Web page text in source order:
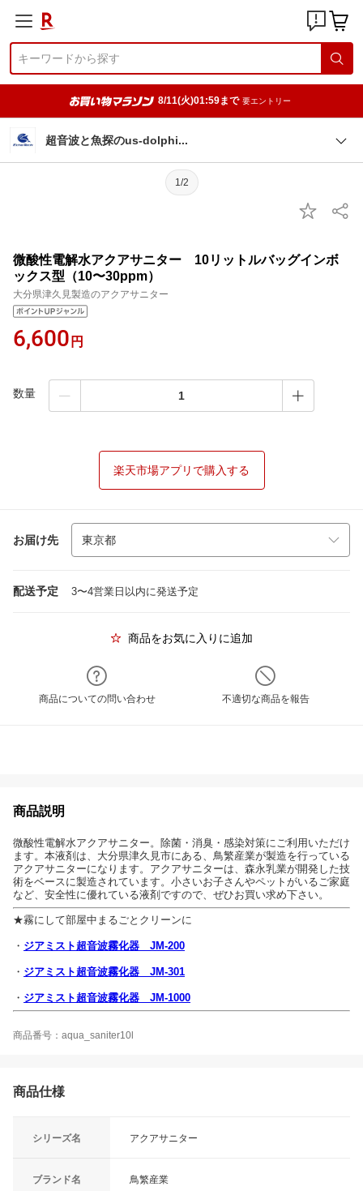
8/11(火)01:59まで 要エントリー
超音波と魚探のus-dolphi
1/2
微酸性電解水アクアサニター 10リットルバッグインボ
ックス型（10〜30ppm）
大分県津久見製造のアクアサニター
6,600 円
数量
楽天市場アプリで購入する
お届け先
配送予定 3〜4営業日以内に発送予定
商品をお気に入りに追加
商品についての問い合わせ 不適切な商品を報告
商品説明
微酸性電解水アクアサニター。除菌・消臭・感染対策にご利用いただけ
ます。本液剤は、大分県津久見市にある、鳥繁産業が製造を行っている
アクアサニターになります。アクアサニターは、森永乳業が開発した技
術をベースに製造されています。小さいお子さんやペットがいるご家庭
など、安全性に優れている液剤ですので、ぜひお買い求め下さい。
★霧にして部屋中まるごとクリーンに
・ ジアミスト超音波霧化器 JM-200
・ ジアミスト超音波霧化器 JM-301
・ ジアミスト超音波霧化器 JM-1000
商品番号：aqua_saniter10l
商品仕様
シリーズ名 アクアサニター
ブランド名 鳥繁産業